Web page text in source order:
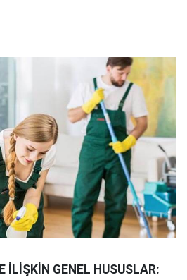
İLİŞKİN GENEL HUSUSLAR: